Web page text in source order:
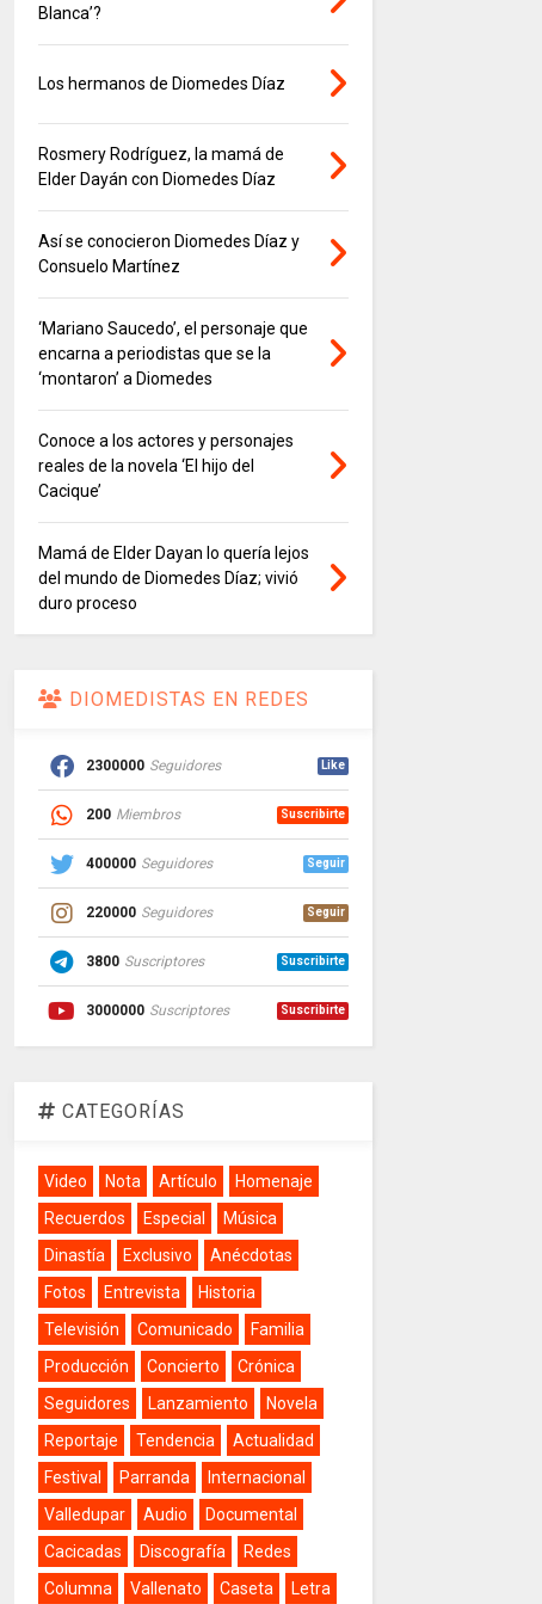
Blanca’?
Los hermanos de Diomedes Díaz
Rosmery Rodríguez, la mamá de
Elder Dayán con Diomedes Díaz
Así se conocieron Diomedes Díaz y
Consuelo Martínez
‘Mariano Saucedo’, el personaje que
encarna a periodistas que se la
‘montaron’ a Diomedes
Conoce a los actores y personajes
reales de la novela ‘El hijo del
Cacique’
Mamá de Elder Dayan lo quería lejos
del mundo de Diomedes Díaz; vivió
duro proceso
DIOMEDISTAS EN REDES
2300000 Seguidores Like
200 Miembros Suscribirte
400000 Seguidores Seguir
220000 Seguidores Seguir
3800 Suscriptores Suscribirte
3000000 Suscriptores Suscribirte
CATEGORÍAS
Video Nota Artículo
Homenaje
Recuerdos
Especial
Música
Dinastía
Exclusivo
Anécdotas
Fotos
Entrevista
Historia
Televisión
Comunicado
Familia
Producción
Concierto
Crónica
Seguidores
Lanzamiento
Novela
Reportaje
Tendencia
Actualidad
Festival
Parranda
Internacional
Valledupar
Audio
Documental
Cacicadas
Discografía
Redes
Columna
Vallenato Caseta
Letra